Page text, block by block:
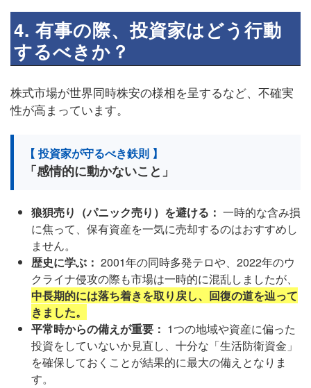
4. 有事の際、投資家はどう行動
するべきか？
株式市場が世界同時株安の様相を呈するなど、不確実
性が高まっています。
【 投資家が守るべき鉄則 】
「感情的に動かないこと」
狼狽売り（パニック売り）を避ける： 一時的な含み損
に焦って、保有資産を一気に売却するのはおすすめし
ません。
歴史に学ぶ： 2001年の同時多発テロや、2022年のウ
クライナ侵攻の際も市場は一時的に混乱しましたが、
中長期的には落ち着きを取り戻し、回復の道を辿って
きました。
平常時からの備えが重要： 1つの地域や資産に偏った
投資をしていないか見直し、十分な「生活防衛資金」
を確保しておくことが結果的に最大の備えとなりま
す。